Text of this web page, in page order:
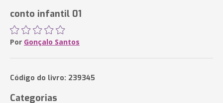
conto infantil 01
Por Gonçalo Santos
Código do livro: 239345
Categorias